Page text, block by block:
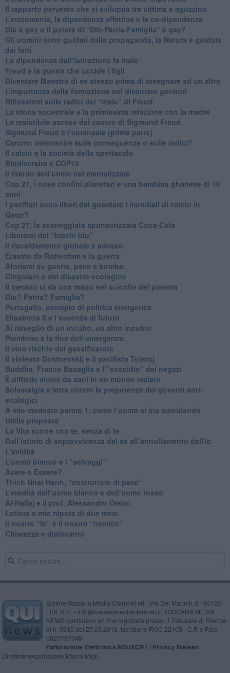
​Il rapporto perverso che si sviluppa tra vittima e aguzzino
L’erotomania, la dipendenza affettiva e la co-dipendenza
​Dio è gay o il potere di “Dio-Patria-Famiglia” è gay?
​Gli uomini sono guidati dalla propaganda, la Natura è guidata
dai fatti
La dipendenza dall’istituzione fa male
​Freud e la guerra che uccide i figli
​Diventare Maestro di se stesso prima di insegnare ad un altro
L’importanza della formazione nel diventare genitori
Riflessioni sulle radici del “male” di Freud
​La storia ancestrale e la primissima relazione con la madre
​La resistibile ascesa del cancro di Sigmund Freud
Sigmund Freud e l’eutanasia (prima parte)
Cancro: intervenire sulle conseguenze o sulle radici?
​Il calcio e la società dello spettacolo
Biodiversità e COP15
​Il ritardo dell’uomo nel mentalizzare
​Cop 27, i nove confini planetari e una bambina ghanese di 10
anni
​I pacifisti sono liberi dal guardare i mondiali di calcio in
Qatar?
​Cop 27, la sceneggiata sponsorizzata Coca-Cola
​Liberarsi dei “biechi blu”
Il riscaldamento globale è adesso
​Erasmo da Rotterdam e la guerra
​Aforismi su guerra, pace e bomba
Cingolani o del disastro ecologico
​Il metano ci dà una mano nel suicidio del pianeta
​Dio? Patria? Famiglia?
Portogallo, esempio di politica energetica
​Elisabetta II e l’assenza di futuro
Al risveglio di un incubo, un altro incubo!
​Piombino e la fine dell’emergenza
​Il vero rischio del gassificatore
​Il violento Dostoevskij e il pacifista Tolstòj
​Buddha, Franco Basaglia e l’”ecocidio” dei negazi
​È difficile vivere da sani in un mondo malato
Solastalgia e lotta contro le prepotenze dei governi anti-
ecologici
​A mio modesto parere 1: come l’uomo si sta suicidando
​Umile proposta
​La Vita scorre con te, senza di te
​Dall’istinto di sopravvivenza del sé all’annullamento dell'io
L'avidità
​L’uomo bianco e i “selvaggi”
​Avere o Essere?
​Thich Nhat Hanh, “costruttore di pace“
​L’eredità dell’uomo bianco e dell’uomo rosso
Al-Hallaj e il prof. Alessandro Orsini
​Lettera a mio nipote di due mesi
​Il nostro “Io” è il nostro “nemico”
​Chiarezza e disincanto
Editore Toscana Media Channel srl - Via Dei Martelli, 8 - 50129
FIRENZE - info@toscanamediachannel.it. TOSCANA MEDIA
NEWS quotidiano on line registrato presso il Tribunale di Firenze
al n. 5935 del 27.09.2013. Iscrizione ROC 22105 - C.F. e P.Iva
0620787048
Fatturazione Elettronica M5UXCR1 | Privacy Nielsen
Direttore responsabile Marco Migli